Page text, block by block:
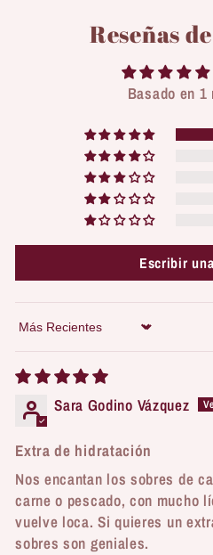
Reseñas
Basado en 1
Escribir
Sort by
Sara Godino Vázquez
Extra de hidratación
Nos encantan los sobres de
carne o pescado, con mucho
vuelve loca. Si quieres un
sobres son geniales.